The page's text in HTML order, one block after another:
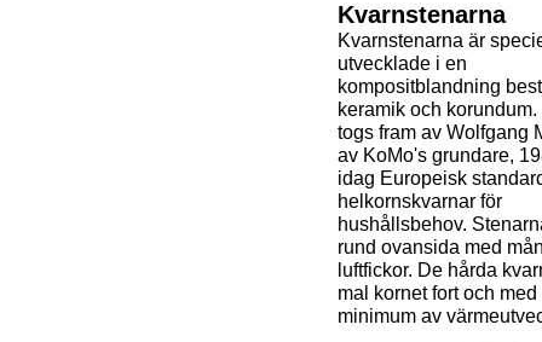
Kvarnstenarna
Kvarnstenarna är
utvecklade i en
kompositblandning
keramik och
togs fram av Wolfgang
av KoMo's grundare,
idag Europeisk
helkornskvarnar för
hushållsbehov.
rund ovansida med
luftfickor. De hårda
mal kornet fort och med
minimum av